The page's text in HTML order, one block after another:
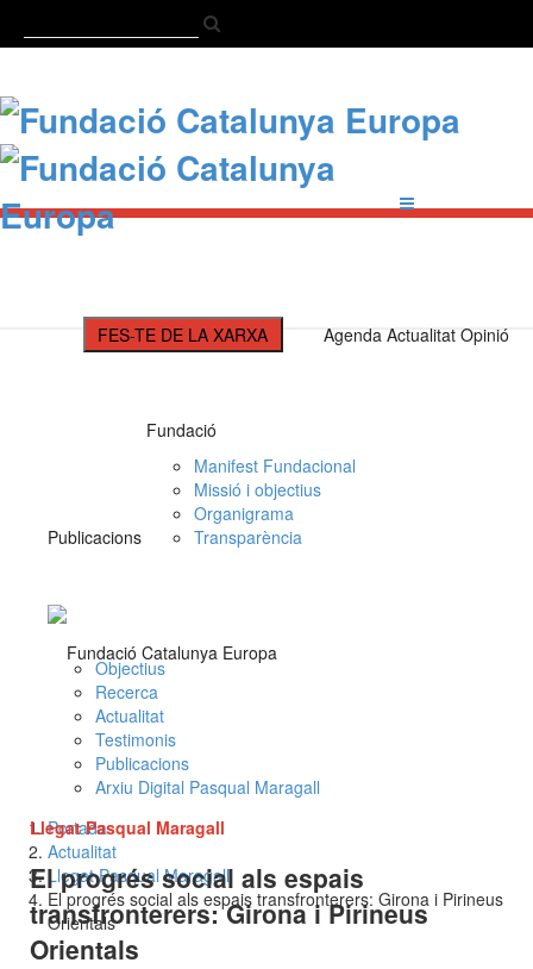
FES-TE DE LA XARXA Agenda Actualitat Opinió
Publicacions
Fundació
Manifest Fundacional
Missió i objectius
Organigrama
Transparència
Objectius
Recerca
Actualitat
Testimonis
Publicacions
Arxiu Digital Pasqual Maragall
Portada
Actualitat
Llegat Pasqual Maragall
El progrés social als espais transfronterers: Girona i Pirineus
Orientals
Llegat Pasqual Maragall
El progrés social als espais
transfronterers: Girona i Pirineus
Orientals